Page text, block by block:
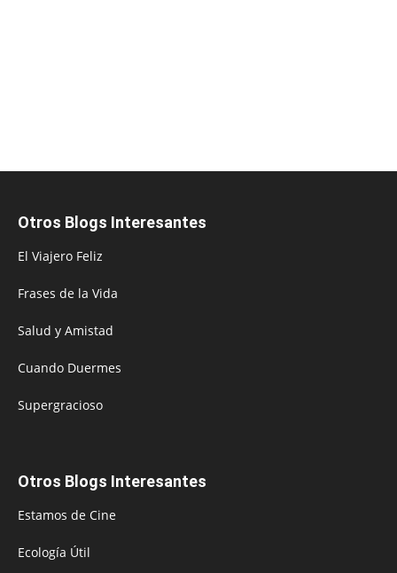
Otros Blogs Interesantes
El Viajero Feliz
Frases de la Vida
Salud y Amistad
Cuando Duermes
Supergracioso
Otros Blogs Interesantes
Estamos de Cine
Ecología Útil